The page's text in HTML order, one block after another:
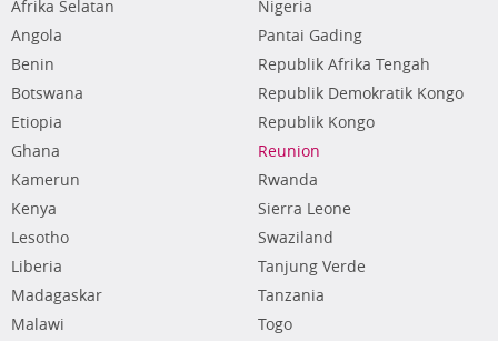
Afrika Selatan
Angola
Benin
Botswana
Etiopia
Ghana
Kamerun
Kenya
Lesotho
Liberia
Madagaskar
Malawi
Nigeria
Pantai Gading
Republik Afrika Tengah
Republik Demokratik Kongo
Republik Kongo
Reunion
Rwanda
Sierra Leone
Swaziland
Tanjung Verde
Tanzania
Togo